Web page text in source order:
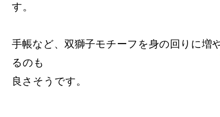
す。
手帳など、双獅子モチーフを身の回りに増
るのも
良さそうです。